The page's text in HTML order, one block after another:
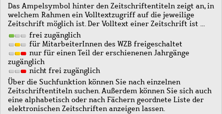
Das Ampelsymbol hinter den Zeitschriftentiteln zeigt an, in
welchem Rahmen ein Volltextzugriff auf die jeweilige
Zeitschrift möglich ist. Der Volltext einer Zeitschrift ist …
frei zugänglich
für MitarbeiterInnen des WZB freigeschaltet
nur für einen Teil der erschienenen Jahrgänge
zugänglich
nicht frei zugänglich
Über die Suchfunktion können Sie nach einzelnen
Zeitschriftentiteln suchen. Außerdem können Sie sich auch
eine alphabetisch oder nach Fächern geordnete Liste der
elektronischen Zeitschriften anzeigen lassen.